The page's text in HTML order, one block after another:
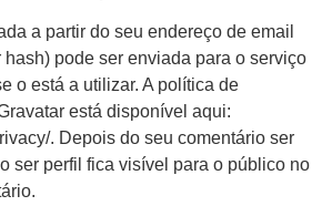
a partir do seu endereço de email
pode ser enviada para o serviço
o está a utilizar. A política de
está disponível aqui:
. Depois do seu comentário ser
ser perfil fica visível para o público no